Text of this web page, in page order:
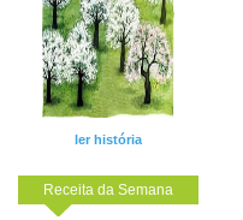
ler história
Receita da Semana